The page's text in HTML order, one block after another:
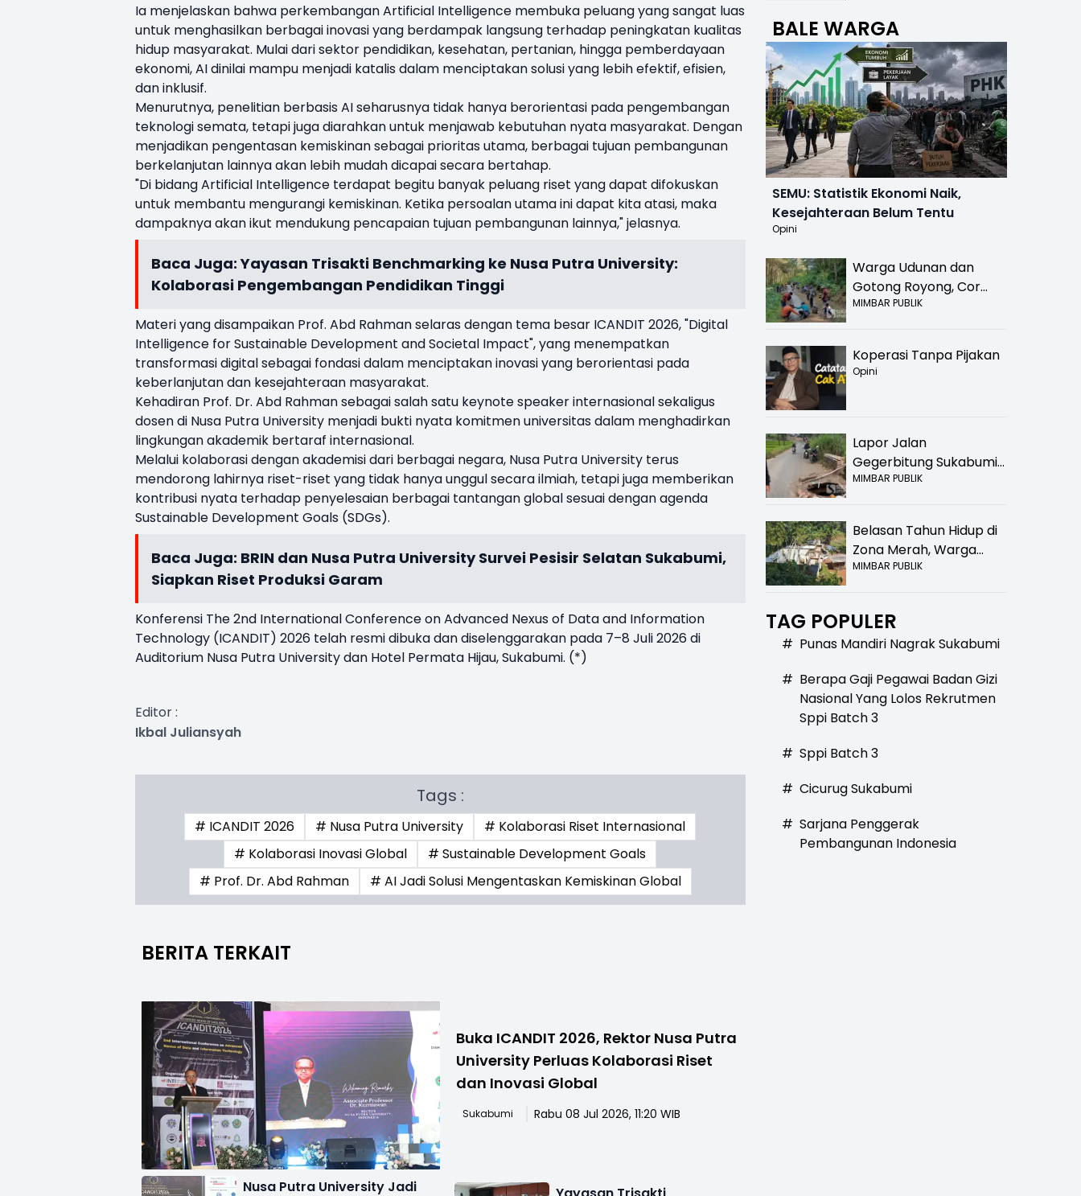
Ia menjelaskan bahwa perkembangan Artificial Intelligence membuka peluang yang sangat luas
untuk menghasilkan berbagai inovasi yang berdampak langsung terhadap peningkatan kualitas
hidup masyarakat. Mulai dari sektor pendidikan, kesehatan, pertanian, hingga pemberdayaan
ekonomi, AI dinilai mampu menjadi katalis dalam menciptakan solusi yang lebih efektif, efisien,
dan inklusif.
Menurutnya, penelitian berbasis AI seharusnya tidak hanya berorientasi pada pengembangan
teknologi semata, tetapi juga diarahkan untuk menjawab kebutuhan nyata masyarakat. Dengan
menjadikan pengentasan kemiskinan sebagai prioritas utama, berbagai tujuan pembangunan
berkelanjutan lainnya akan lebih mudah dicapai secara bertahap.
"Di bidang Artificial Intelligence terdapat begitu banyak peluang riset yang dapat difokuskan
untuk membantu mengurangi kemiskinan. Ketika persoalan utama ini dapat kita atasi, maka
dampaknya akan ikut mendukung pencapaian tujuan pembangunan lainnya," jelasnya.
Baca Juga:Yayasan Trisakti Benchmarking ke Nusa Putra University:
Kolaborasi Pengembangan Pendidikan Tinggi
Materi yang disampaikan Prof. Abd Rahman selaras dengan tema besar ICANDIT 2026, "Digital
Intelligence for Sustainable Development and Societal Impact", yang menempatkan
transformasi digital sebagai fondasi dalam menciptakan inovasi yang berorientasi pada
keberlanjutan dan kesejahteraan masyarakat.
Kehadiran Prof. Dr. Abd Rahman sebagai salah satu keynote speaker internasional sekaligus
dosen di Nusa Putra University menjadi bukti nyata komitmen universitas dalam menghadirkan
lingkungan akademik bertaraf internasional.
Melalui kolaborasi dengan akademisi dari berbagai negara, Nusa Putra University terus
mendorong lahirnya riset-riset yang tidak hanya unggul secara ilmiah, tetapi juga memberikan
kontribusi nyata terhadap penyelesaian berbagai tantangan global sesuai dengan agenda
Sustainable Development Goals (SDGs).
Baca Juga: BRIN dan Nusa Putra University Survei Pesisir Selatan Sukabumi,
Siapkan Riset Produksi Garam
Konferensi The 2nd International Conference on Advanced Nexus of Data and Information
Technology (ICANDIT) 2026 telah resmi dibuka dan diselenggarakan pada 7–8 Juli 2026 di
Auditorium Nusa Putra University dan Hotel Permata Hijau, Sukabumi. (*)
Editor :
Ikbal Juliansyah
Tags :
# ICANDIT 2026 # Nusa Putra University
# Kolaborasi Riset Internasional
# Kolaborasi Inovasi Global
# Sustainable Development Goals
# Prof. Dr. Abd Rahman
# AI Jadi Solusi Mengentaskan Kemiskinan Global
BERITA TERKAIT
Buka ICANDIT 2026, Rektor Nusa Putra
University Perluas Kolaborasi Riset
dan Inovasi Global
Sukabumi Rabu 08 Jul 2026, 11:20 WIB
Nusa Putra University Jadi
BALE WARGA
SEMU: Statistik Ekonomi Naik,
Kesejahteraan Belum Tentu
Opini
Warga Udunan dan
Gotong Royong, Cor
Jalan Hancur di
MIMBAR PUBLIK
Koperasi Tanpa Pijakan
Opini
Lapor Jalan
Gegerbitung Sukabumi
Bolong! Bahaya Bagi
MIMBAR PUBLIK
Belasan Tahun Hidup di
Zona Merah, Warga
Kampung Nangewer
Relokasi
MIMBAR PUBLIK
TAG POPULER
# Punas Mandiri Nagrak Sukabumi
# Berapa Gaji Pegawai Badan Gizi
Nasional Yang Lolos Rekrutmen
Sppi Batch 3
# Sppi Batch 3
# Cicurug Sukabumi
# Sarjana Penggerak
Pembangunan Indonesia